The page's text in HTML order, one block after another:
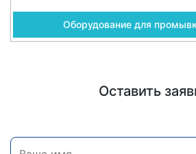
Оборудование для
Оставить